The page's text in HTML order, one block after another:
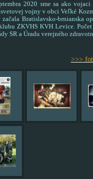
2020 sme sa ako vojaci
vojny v obci Veľké
začala Bratislavsko-brnianska
ZKVHS KVH Levice.
SR a Úradu verejného
>>>